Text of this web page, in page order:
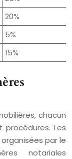
20%
5%
15%
chacun
Les
par le
notariales